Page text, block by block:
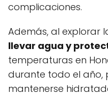
⁣complicaciones.
Además, al⁢ explorar
llevar agua y⁢
temperaturas en
durante todo ​el ⁤año,
mantenerse⁢